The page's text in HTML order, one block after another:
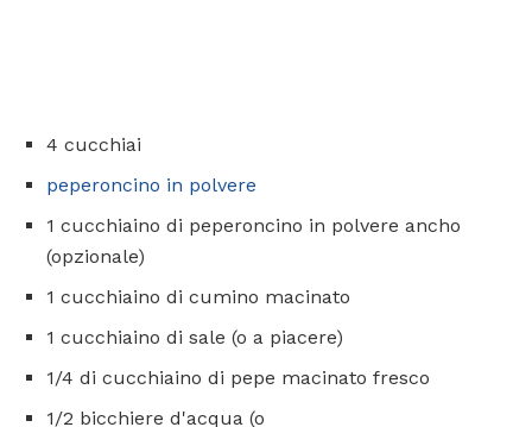
4 cucchiai
peperoncino in polvere
1 cucchiaino di peperoncino in polvere ancho
(opzionale)
1 cucchiaino di cumino macinato
1 cucchiaino di sale (o a piacere)
1/4 di cucchiaino di pepe macinato fresco
1/2 bicchiere d'acqua (o